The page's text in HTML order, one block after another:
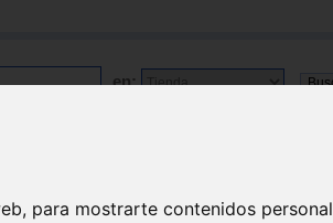
para mostrarte contenidos
en: